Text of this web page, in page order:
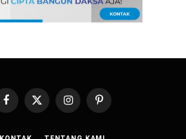
FacebookX
(Twitter)
InstagramPinterest